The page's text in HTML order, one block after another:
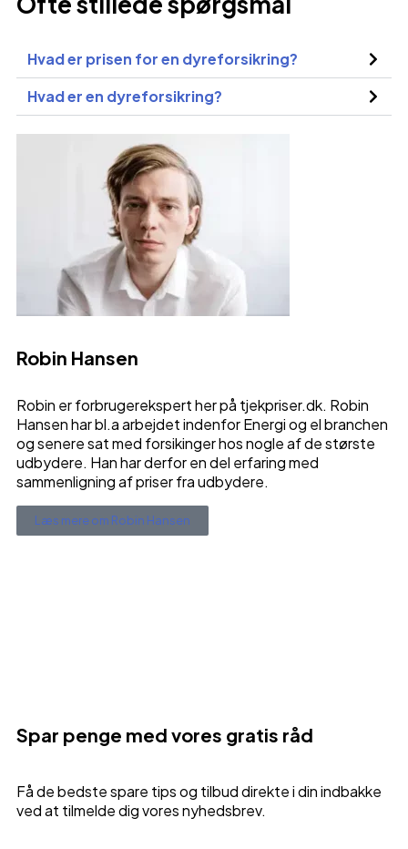
Hvad er prisen for en dyreforsikring?
Hvad er en dyreforsikring?
Robin Hansen
Robin er forbrugerekspert her på tjekpriser.dk. Robin
Hansen har bl.a arbejdet indenfor Energi og el branchen
og senere sat med forsikinger hos nogle af de største
udbydere. Han har derfor en del erfaring med
sammenligning af priser fra udbydere.
Læs mere om Robin Hansen
Spar penge med vores gratis råd
Få de bedste spare tips og tilbud direkte i din indbakke
ved at tilmelde dig vores nyhedsbrev.